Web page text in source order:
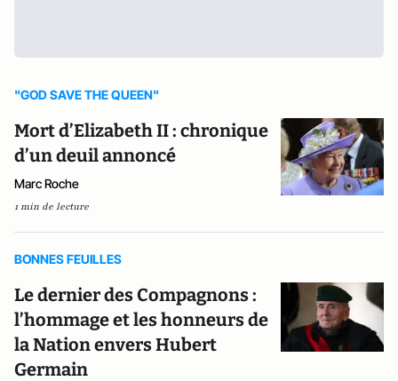
"GOD SAVE THE QUEEN"
Mort d’Elizabeth II : chronique
d’un deuil annoncé
Marc Roche
1 min de lecture
BONNES FEUILLES
Le dernier des Compagnons :
l’hommage et les honneurs de
la Nation envers Hubert
Germain